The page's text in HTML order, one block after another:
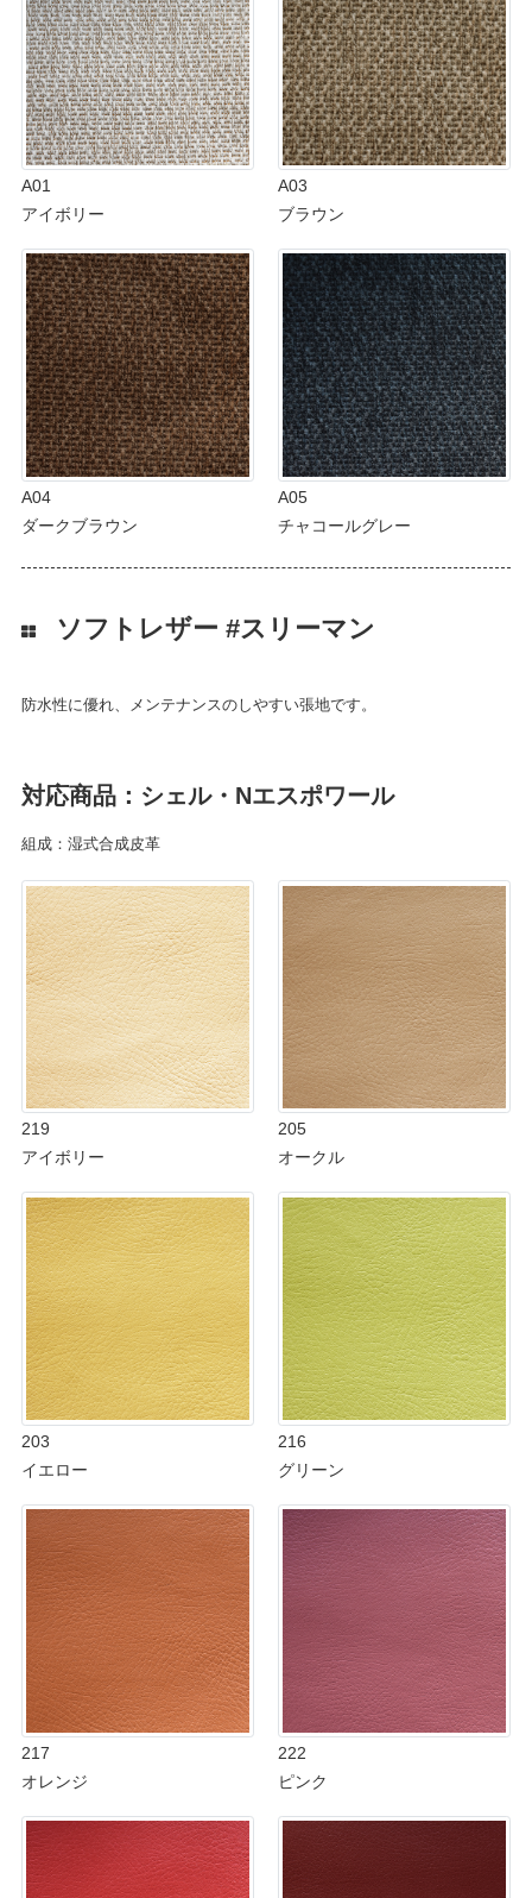
A01
アイボリー
A03
ブラウン
A04
ダークブラウン
A05
チャコールグレー
ソフトレザー #スリーマン
防水性に優れ、メンテナンスのしやすい張地です。
対応商品：シェル・Nエスポワール
組成：湿式合成皮革
219
アイボリー
205
オークル
203
イエロー
216
グリーン
217
オレンジ
222
ピンク